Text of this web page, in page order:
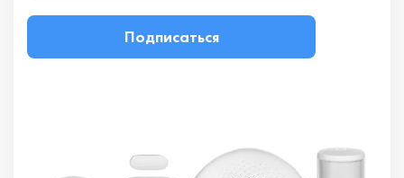
Подписаться